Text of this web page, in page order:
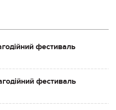
фестиваль
фестиваль